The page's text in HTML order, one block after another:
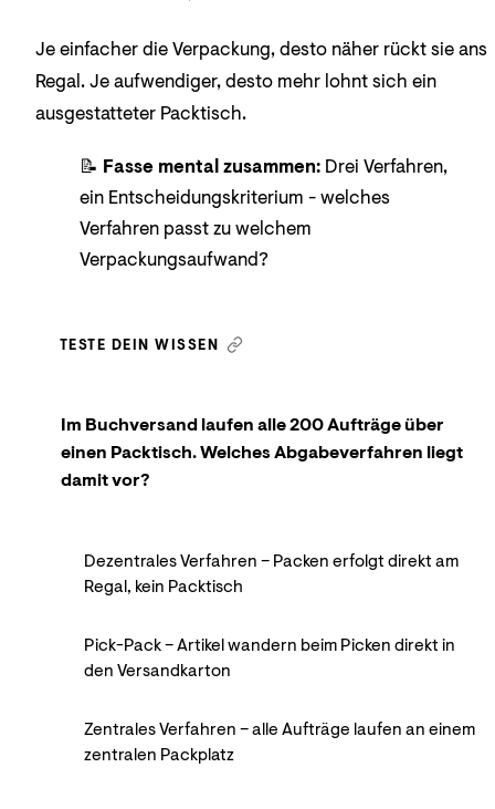
Je einfacher die Verpackung, desto näher rückt sie ans
Regal. Je aufwendiger, desto mehr lohnt sich ein
ausgestatteter Packtisch.
📝 Fasse mental zusammen: Drei Verfahren,
ein Entscheidungskriterium - welches
Verfahren passt zu welchem
Verpackungsaufwand?
TESTE DEIN WISSEN
Im Buchversand laufen alle 200 Aufträge über
einen Packtisch. Welches Abgabeverfahren liegt
damit vor?
Dezentrales Verfahren – Packen erfolgt direkt am
Regal, kein Packtisch
Pick-Pack – Artikel wandern beim Picken direkt in
den Versandkarton
Zentrales Verfahren – alle Aufträge laufen an einem
zentralen Packplatz